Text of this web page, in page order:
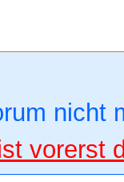
nicht
vorerst